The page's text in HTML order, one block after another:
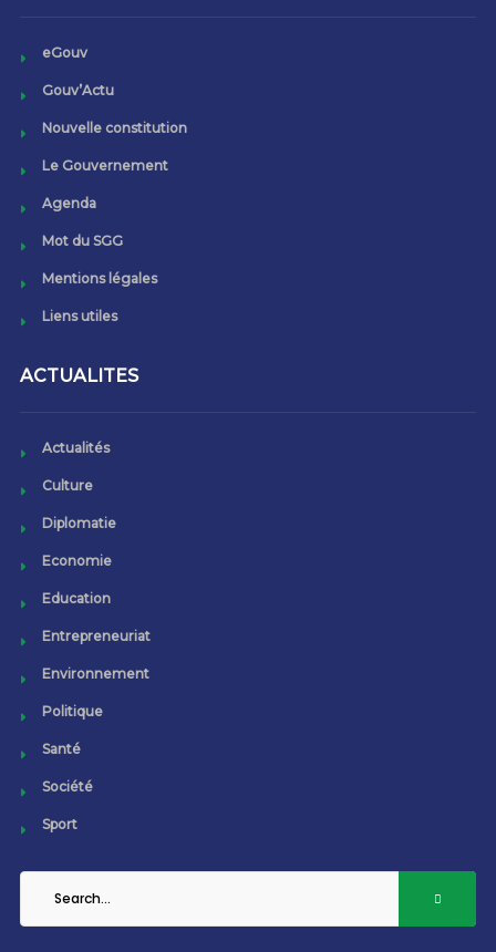
eGouv
Gouv’Actu
Nouvelle constitution
Le Gouvernement
Agenda
Mot du SGG
Mentions légales
Liens utiles
ACTUALITES
Actualités
Culture
Diplomatie
Economie
Education
Entrepreneuriat
Environnement
Politique
Santé
Société
Sport